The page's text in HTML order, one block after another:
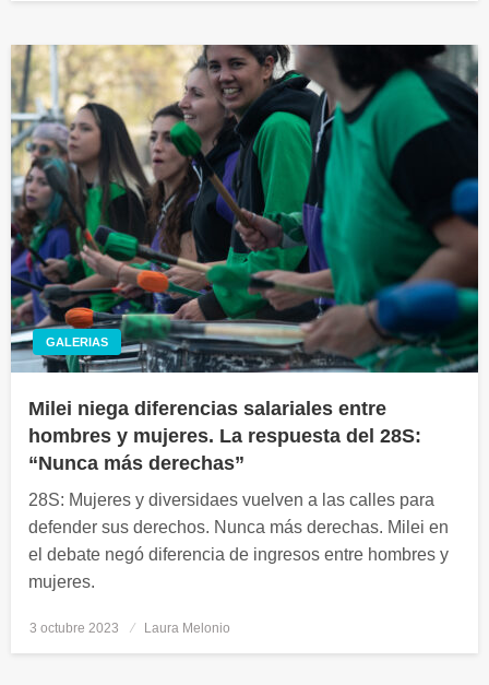
GALERIAS
Milei niega diferencias salariales entre
hombres y mujeres. La respuesta del 28S:
“Nunca más derechas”
28S: Mujeres y diversidaes vuelven a las calles para
defender sus derechos. Nunca más derechas. Milei en
el debate negó diferencia de ingresos entre hombres y
mujeres.
Publicado
3 octubre 2023 Laura Melonio